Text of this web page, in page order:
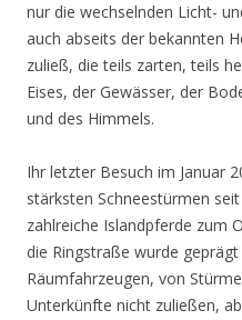
nur die wechselnden Licht-
auch abseits der bekannten
zuließ, die teils zarten, teils
Eises, der Gewässer, der
und des Himmels.
Ihr letzter Besuch im Januar
stärksten Schneestürmen
zahlreiche Islandpferde zum
die Ringstraße wurde
Räumfahrzeugen, von
Unterkünfte nicht zuließen,